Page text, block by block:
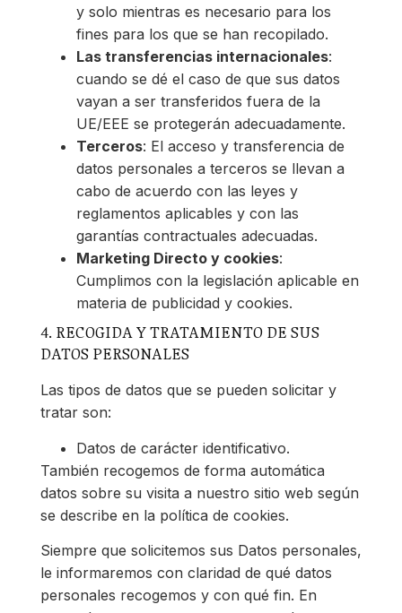
y solo mientras es necesario para los
fines para los que se han recopilado.
Las transferencias internacionales:
cuando se dé el caso de que sus datos
vayan a ser transferidos fuera de la
UE/EEE se protegerán adecuadamente.
Terceros: El acceso y transferencia de
datos personales a terceros se llevan a
cabo de acuerdo con las leyes y
reglamentos aplicables y con las
garantías contractuales adecuadas.
Marketing Directo y cookies:
Cumplimos con la legislación aplicable en
materia de publicidad y cookies.
4. RECOGIDA Y TRATAMIENTO DE SUS
DATOS PERSONALES
Las tipos de datos que se pueden solicitar y
tratar son:
Datos de carácter identificativo.
También recogemos de forma automática
datos sobre su visita a nuestro sitio web según
se describe en la política de cookies.
Siempre que solicitemos sus Datos personales,
le informaremos con claridad de qué datos
personales recogemos y con qué fin. En